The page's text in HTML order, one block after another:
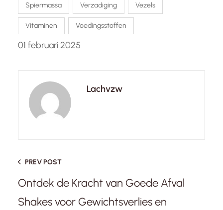
Spiermassa Verzadiging Vezels
Vitaminen Voedingsstoffen
01 februari 2025
Lachvzw
PREV POST
Ontdek de Kracht van Goede Afval
Shakes voor Gewichtsverlies en